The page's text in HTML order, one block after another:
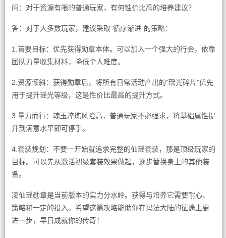
问：对于资源有限的普通玩家，有何性价比高的培养建议？
答：对于大多数玩家，建议采取“循序渐进”的策略：
1.首要目标：优先获得勋章本体。可以加入一个强大的行会，依靠
团队力量收集材料，降低个人难度。
2.资源倾斜：获得勋章后，将所有日常活动产出的“瑶光碎片”优先
用于提升瑶光等级，这是性价比最高的提升方式。
3.量力而行：魂玉淬炼风险高，普通玩家不必强求，将基础属性提
升到满意水平即可停手。
4.套装规划：不要一开始就追求完整的仙瑶套装，那是顶级玩家的
目标。可以先从激活初级套装效果做起，逐步替换身上的其他装
备。
凌仙瑶勋章是当前版本的实力分水岭。获得与培养它需要耐心、
策略和一定的投入。希望这篇攻略能助你在玛法大陆的征途上更
进一步，早日成就你的传奇！